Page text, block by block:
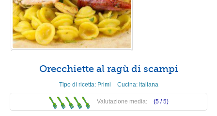
Orecchiette al ragù di scampi
Tipo di ricetta: Primi Cucina: Italiana
Valutazione media: (5 /5)